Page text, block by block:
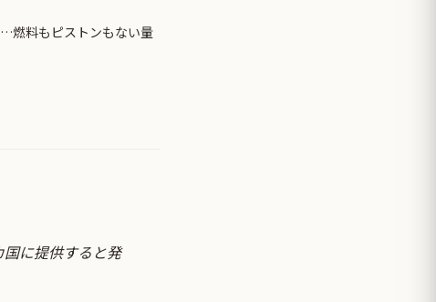
燃料もピストンもない量
に提供すると発